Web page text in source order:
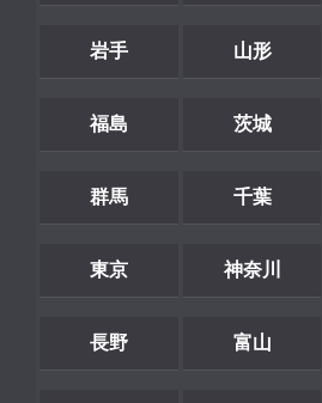
岩手 山形
福島 茨城
群馬 千葉
東京 神奈川
長野 富山